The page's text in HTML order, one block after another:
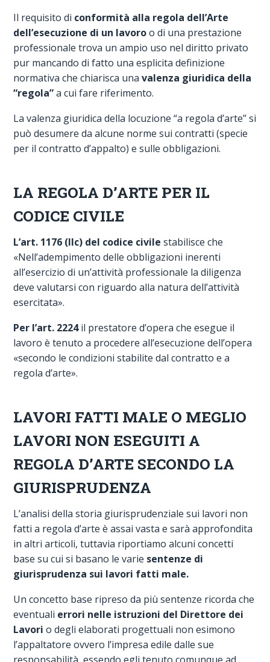
Il requisito di conformità alla regola dell’Arte
dell’esecuzione di un lavoroo di una prestazione
professionale trova un ampio uso nel diritto privato
pur mancando di fatto una esplicita definizione
normativa che chiarisca una valenza giuridica della
“regola”a cui fare riferimento.
La valenza giuridica della locuzione “a regola d’arte” si
può desumere da alcune norme sui contratti (specie
per il contratto d’appalto) e sulle obbligazioni.
LA REGOLA D’ARTE PER IL
CODICE CIVILE
L’art. 1176 (IIc) del codice civile stabilisce che
«Nell’adempimento delle obbligazioni inerenti
all’esercizio di un’attività professionale la diligenza
deve valutarsi con riguardo alla natura dell’attività
esercitata».
Per l’art. 2224il prestatore d’opera che esegue il
lavoro è tenuto a procedere all’esecuzione dell’opera
«secondo le condizioni stabilite dal contratto e a
regola d’arte».
LAVORI FATTI MALE O MEGLIO
LAVORI NON ESEGUITI A
REGOLA D’ARTE SECONDO LA
GIURISPRUDENZA
L’analisi della storia giurisprudenziale sui lavori non
fatti a regola d’arte è assai vasta e sarà approfondita
in altri articoli, tuttavia riportiamo alcuni concetti
base su cui si basano le varie sentenze di
giurisprudenza sui lavori fatti male.
Un concetto base ripreso da più sentenze ricorda che
eventuali errori nelle istruzioni del Direttore dei
Lavori o degli elaborati progettuali non esimono
l’appaltatore ovvero l’impresa edile dalle sue